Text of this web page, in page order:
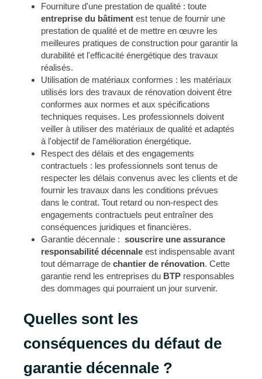
Fourniture d'une prestation de qualité : toute
entreprise du bâtiment est tenue de fournir une
prestation de qualité et de mettre en œuvre les
meilleures pratiques de construction pour garantir la
durabilité et l'efficacité énergétique des travaux
réalisés.
Utilisation de matériaux conformes : les matériaux
utilisés lors des travaux de rénovation doivent être
conformes aux normes et aux spécifications
techniques requises. Les professionnels doivent
veiller à utiliser des matériaux de qualité et adaptés
à l'objectif de l'amélioration énergétique.
Respect des délais et des engagements
contractuels : les professionnels sont tenus de
respecter les délais convenus avec les clients et de
fournir les travaux dans les conditions prévues
dans le contrat. Tout retard ou non-respect des
engagements contractuels peut entraîner des
conséquences juridiques et financières.
Garantie décennale : souscrire une assurance
responsabilité décennale est indispensable avant
tout démarrage de chantier de rénovation. Cette
garantie rend les entreprises du BTP responsables
des dommages qui pourraient un jour survenir.
Quelles sont les
conséquences du défaut de
garantie décennale ?